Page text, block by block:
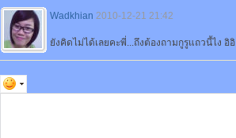
Wadkhian 2010-12-21 21:42
ยังคิดไม่ได้เลยคะพี่...ถึงต้องถามกูรูแถวนี้ไง อิอิ